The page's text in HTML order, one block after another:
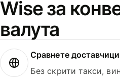
Wise за
валута
Сравнете
Без скрити такси,